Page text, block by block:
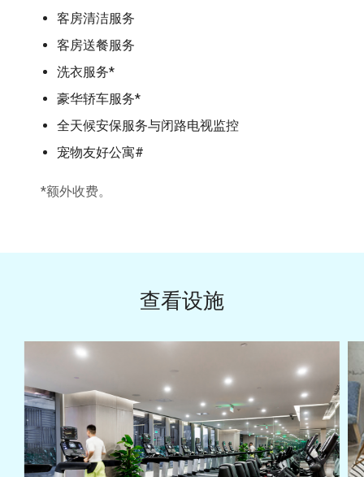
客房清洁服务
客房送餐服务
洗衣服务*
豪华轿车服务*
全天候安保服务与闭路电视监控
宠物友好公寓#
*额外收费。
查看设施